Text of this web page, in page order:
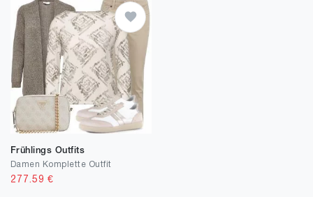
Frühlings Outfits
Damen Komplette Outfit
277.59 €